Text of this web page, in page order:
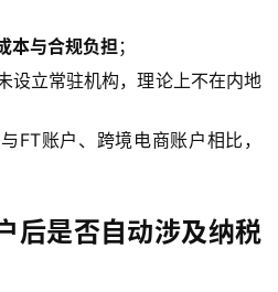
本与合规负担；
设立常驻机构，理论上不在内地
FT账户、跨境电商账户相比，
后是否自动涉及纳税